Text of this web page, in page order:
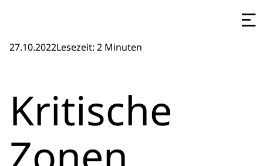
27.10.2022Lesezeit: 2 Minuten
Kritische